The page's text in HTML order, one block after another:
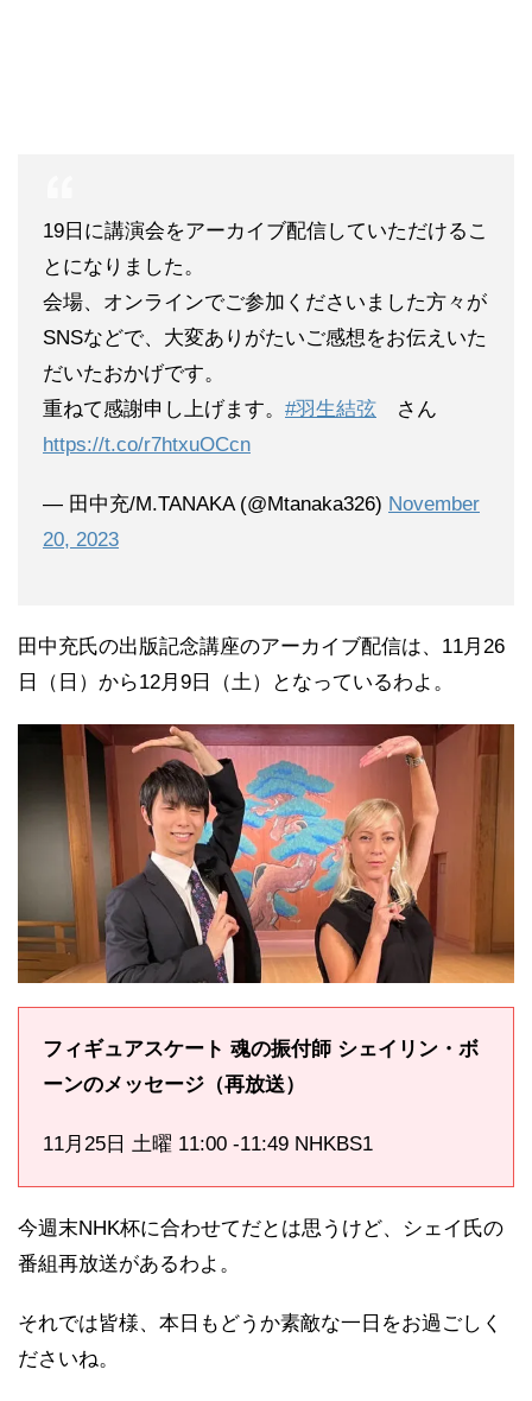
19日に講演会をアーカイブ配信していただけるこ
とになりました。
会場、オンラインでご参加くださいました方々が
SNSなどで、大変ありがたいご感想をお伝えいた
だいたおかげです。
重ねて感謝申し上げます。 #羽生結弦 さん
https://t.co/r7htxuOCcn
— 田中充/M.TANAKA (@Mtanaka326) November
20, 2023
田中充氏の出版記念講座のアーカイブ配信は、11月26
日（日）から12月9日（土）となっているわよ。
フィギュアスケート 魂の振付師 シェイリン・ボ
ーンのメッセージ（再放送）
11月25日 土曜 11:00 -11:49 NHKBS1
今週末NHK杯に合わせてだとは思うけど、シェイ氏の
番組再放送があるわよ。
それでは皆様、本日もどうか素敵な一日をお過ごしく
ださいね。